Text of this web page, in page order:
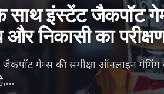
इंस्टेंट जैकपॉट
निकासी का
गेम्स की समीक्षा ऑनलाइन गेमिंग